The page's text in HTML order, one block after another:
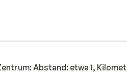
Abstand: etwa 1,